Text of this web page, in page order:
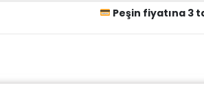
Peşin fiyatına 3